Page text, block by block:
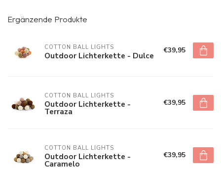
Ergänzende Produkte
COTTON BALL LIGHTS
Outdoor Lichterkette - Dulce €39,95
COTTON BALL LIGHTS
Outdoor Lichterkette -
Terraza
€39,95
COTTON BALL LIGHTS
Outdoor Lichterkette -
Caramelo
€39,95